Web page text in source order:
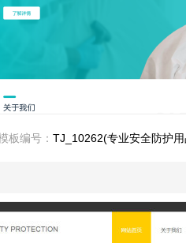
板编号： TJ_10262(专业安全防护